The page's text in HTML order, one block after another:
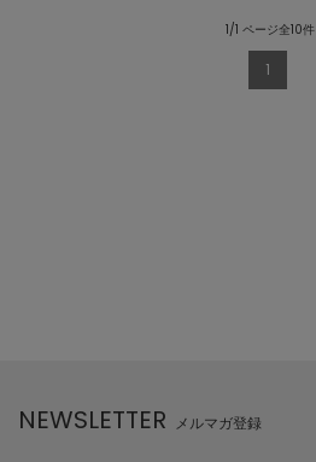
1/1 ページ全10件
1
NEWSLETTER メルマガ登録